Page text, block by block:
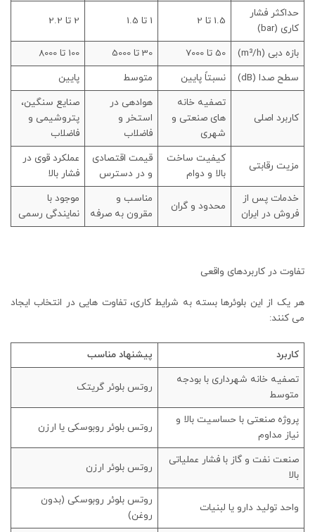
حداکثر فشار
کاری (bar)
1.5 تا 2 1 تا 1.5 2 تا 2.2
بازه دبی (m³/h) 50 تا 7000 30 تا 5000
100 تا 8000
سطح صدا (dB)
نسبتاً پایین متوسط پایین
کاربرد اصلی
تصفیه‌ خانه‌
های صنعتی و
شهری
هوادهی در
استخر و
فاضلاب
صنایع سنگین،
پتروشیمی و
فاضلاب
مزیت رقابتی
کیفیت ساخت
بالا و دوام
قیمت اقتصادی
و در دسترس
عملکرد قوی در
فشار بالا
خدمات پس از
فروش در ایران
محدود و گران
مناسب و
مقرون‌ به‌ صرفه
موجود با
نمایندگی رسمی
تفاوت در کاربردهای واقعی
هر یک از این بلوئرها بسته به شرایط کاری، تفاوت‌ هایی در انتخاب ایجاد
می‌ کنند:
کاربرد
پیشنهاد مناسب
تصفیه‌ خانه شهرداری با بودجه
متوسط
روتس بلوئر گریتک
پروژه صنعتی با حساسیت بالا و
نیاز مداوم
روتس بلوئر روبوسکی یا ارزن
صنعت نفت و گاز با فشار عملیاتی
بالا
روتس بلوئر ارزن
واحد تولید دارو یا لبنیات
روتس بلوئر روبوسکی (بدون
روغن)